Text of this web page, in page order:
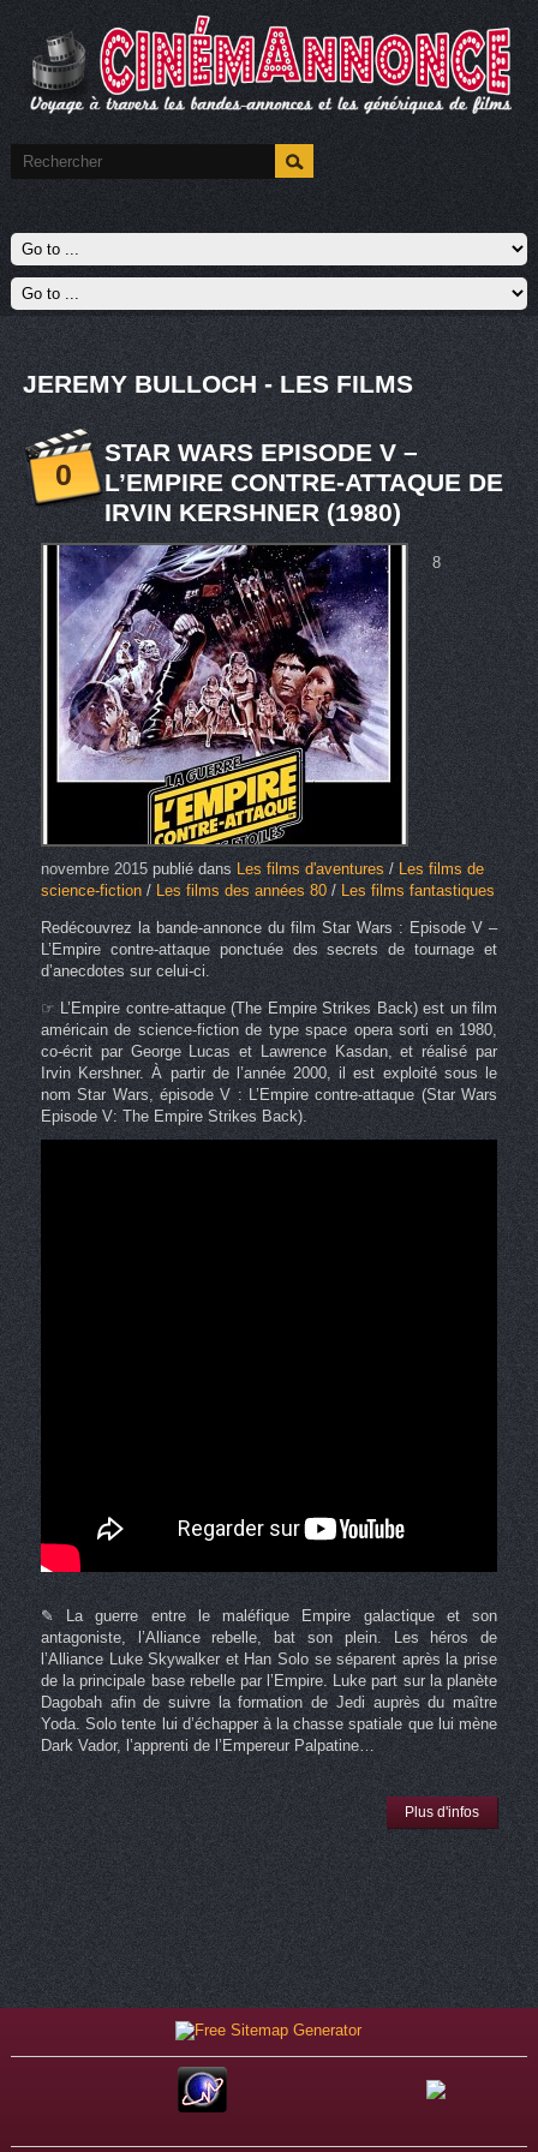
JEREMY BULLOCH - LES FILMS
0
STAR WARS EPISODE V –
L’EMPIRE CONTRE-ATTAQUE DE
IRVIN KERSHNER (1980)
8
novembre 2015publié dans Les films d'aventures/ Les films de
science-fiction/ Les films des années 80/ Les films fantastiques
Redécouvrez la bande-annonce du film Star Wars : Episode V –
L’Empire contre-attaque ponctuée des secrets de tournage et
d’anecdotes sur celui-ci.
☞ L’Empire contre-attaque (The Empire Strikes Back) est un film
américain de science-fiction de type space opera sorti en 1980,
co-écrit par George Lucas et Lawrence Kasdan, et réalisé par
Irvin Kershner. À partir de l’année 2000, il est exploité sous le
nom Star Wars, épisode V : L’Empire contre-attaque (Star Wars
Episode V: The Empire Strikes Back).
✎ La guerre entre le maléfique Empire galactique et son
antagoniste, l’Alliance rebelle, bat son plein. Les héros de
l’Alliance Luke Skywalker et Han Solo se séparent après la prise
de la principale base rebelle par l’Empire. Luke part sur la planète
Dagobah afin de suivre la formation de Jedi auprès du maître
Yoda. Solo tente lui d’échapper à la chasse spatiale que lui mène
Dark Vador, l’apprenti de l’Empereur Palpatine…
Plus d'infos